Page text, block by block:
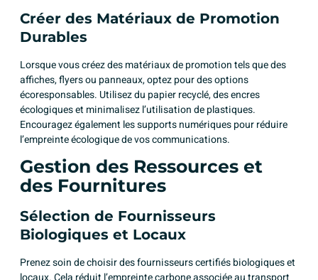
Créer des Matériaux de Promotion
Durables
Lorsque vous créez des matériaux de promotion tels que des
affiches, flyers ou panneaux, optez pour des options
écoresponsables. Utilisez du papier recyclé, des encres
écologiques et minimalisez l’utilisation de plastiques.
Encouragez également les supports numériques pour réduire
l’empreinte écologique de vos communications.
Gestion des Ressources et
des Fournitures
Sélection de Fournisseurs
Biologiques et Locaux
Prenez soin de choisir des fournisseurs certifiés biologiques et